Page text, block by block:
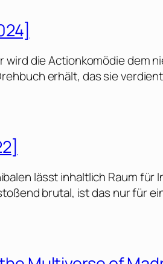
die Actionkomödie dem
erhält, das sie
lässt inhaltlich Raum
brutal, ist das nur für